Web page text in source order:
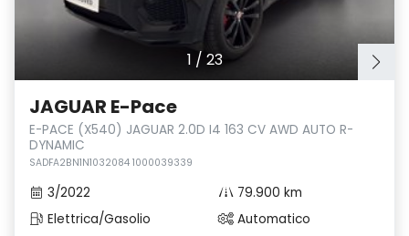
1 / 23
JAGUAR E-Pace
E-PACE (X540) JAGUAR 2.0D I4 163 CV AWD AUTO R-
DYNAMIC
SADFA2BN1N1032084 1000039339
3/2022
79.900 km
Elettrica/Gasolio
Automatico